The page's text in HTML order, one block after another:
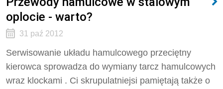
oplocie - warto?
31 paź 2012
Serwisowanie układu hamulcowego przeciętny
kierowca sprowadza do wymiany tarcz hamulcowych
wraz klockami . Ci skrupulatniejsi pamiętają także o